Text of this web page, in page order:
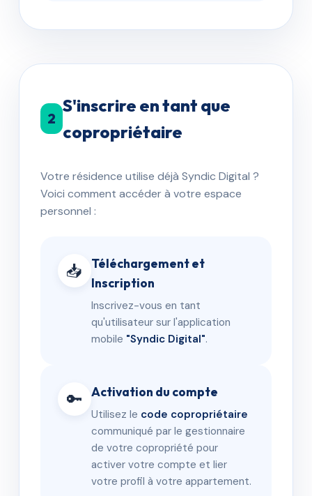
2
S'inscrire en tant que
copropriétaire
Votre résidence utilise déjà Syndic Digital ?
Voici comment accéder à votre espace
personnel :
📥
Téléchargement et
Inscription
Inscrivez-vous en tant
qu'utilisateur sur l'application
mobile "Syndic Digital".
🔑 Activation du compte
Utilisez le code copropriétaire
communiqué par le gestionnaire
de votre copropriété pour
activer votre compte et lier
votre profil à votre appartement.